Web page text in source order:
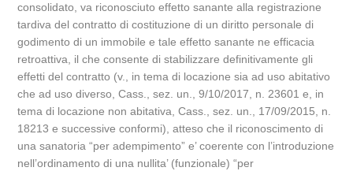
consolidato, va riconosciuto effetto sanante alla registrazione
tardiva del contratto di costituzione di un diritto personale di
godimento di un immobile e tale effetto sanante ne efficacia
retroattiva, il che consente di stabilizzare definitivamente gli
effetti del contratto (v., in tema di locazione sia ad uso abitativo
che ad uso diverso, Cass., sez. un., 9/10/2017, n. 23601 e, in
tema di locazione non abitativa, Cass., sez. un., 17/09/2015, n.
18213 e successive conformi), atteso che il riconoscimento di
una sanatoria “per adempimento” e’ coerente con l’introduzione
nell’ordinamento di una nullita’ (funzionale) “per